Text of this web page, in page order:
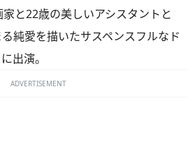
と22歳の美しいアシスタントと
純愛を描いたサスペンスフルなド
出演。
ADVERTISEMENT